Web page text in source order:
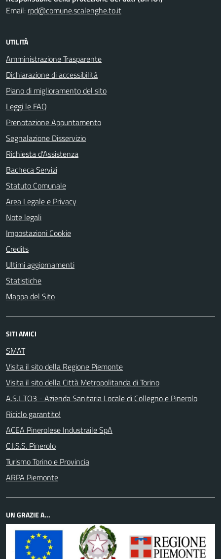
Email: rpd@comune.scalenghe.to.it
UTILITÀ
Amministrazione Trasparente
Dichiarazione di accessibilità
Piano di miglioramento del sito
Leggi le FAQ
Prenotazione Appuntamento
Segnalazione Disservizio
Richiesta d'Assistenza
Bacheca Servizi
Statuto Comunale
Area Legale e Privacy
Note legali
Impostazioni Cookie
Credits
Ultimi aggiornamenti
Statistiche
Mappa del Sito
SITI AMICI
SMAT
Visita il sito della Regione Piemonte
Visita il sito della Città Metropolitanda di Torino
A.S.L.TO3 - Azienda Sanitaria Locale di Collegno e Pinerolo
Riciclo garantito!
ACEA Pinerolese Industraile SpA
C.I.S.S. Pinerolo
Turismo Torino e Provincia
ARPA Piemonte
UN GRAZIE A...